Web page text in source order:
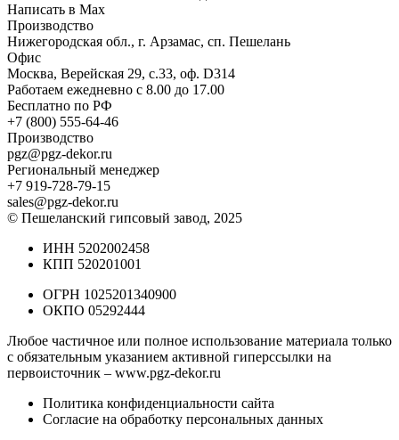
Написать в Max
Производство
Нижегородская обл., г. Арзамас, сп. Пешелань
Офис
Москва, Верейская 29, с.33, оф. D314
Работаем ежедневно с 8.00 до 17.00
Бесплатно по РФ
+7 (800) 555-64-46
Производство
pgz@pgz-dekor.ru
Региональный менеджер
+7 919-728-79-15
sales@pgz-dekor.ru
© Пешеланский гипсовый завод, 2025
ИНН 5202002458
КПП 520201001
ОГРН 1025201340900
ОКПО 05292444
Любое частичное или полное использование материала только
с обязательным указанием активной гиперссылки на
первоисточник – www.pgz-dekor.ru
Политика конфиденциальности сайта
Согласие на обработку персональных данных